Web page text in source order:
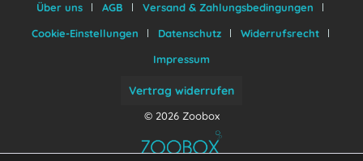
Über uns
AGB
Versand & Zahlungsbedingungen
Cookie-Einstellungen
Datenschutz
Widerrufsrecht
Impressum
Vertrag widerrufen
© 2026 Zoobox